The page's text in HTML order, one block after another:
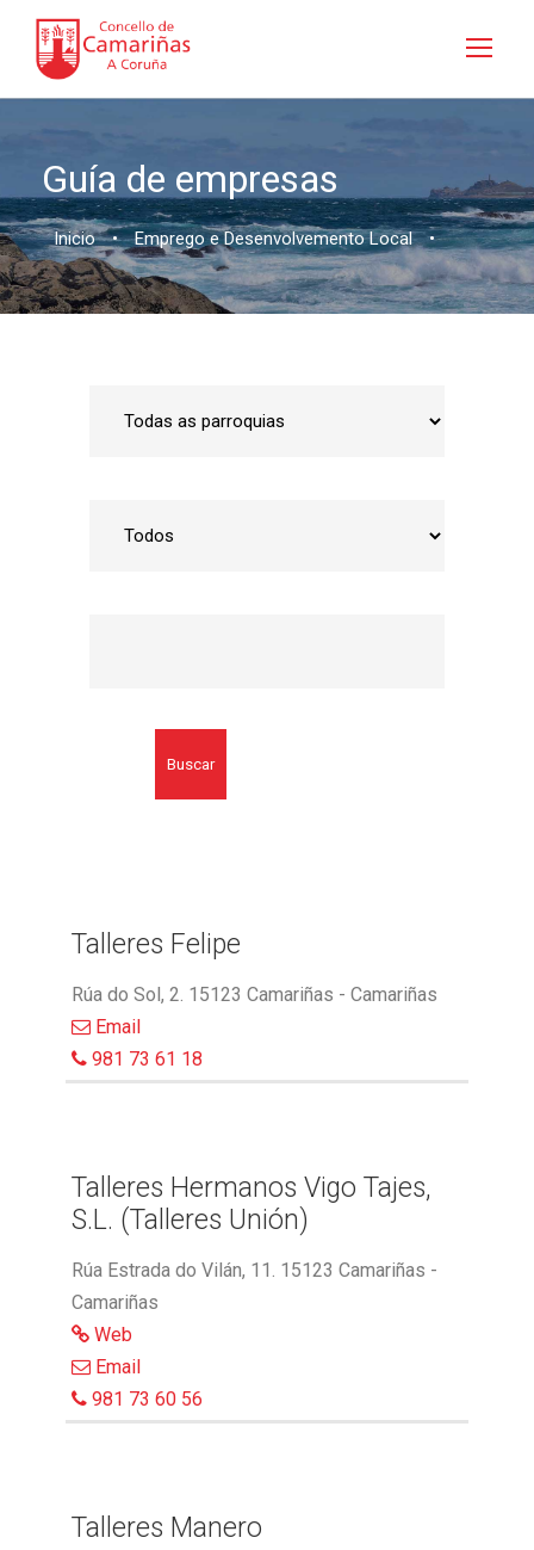
Guía de empresas
Inicio • Emprego e Desenvolvemento Local •
Buscar
Talleres Felipe
Rúa do Sol, 2. 15123 Camariñas - Camariñas
Email
981 73 61 18
Talleres Hermanos Vigo Tajes,
S.L. (Talleres Unión)
Rúa Estrada do Vilán, 11. 15123 Camariñas -
Camariñas
Web
Email
981 73 60 56
Talleres Manero